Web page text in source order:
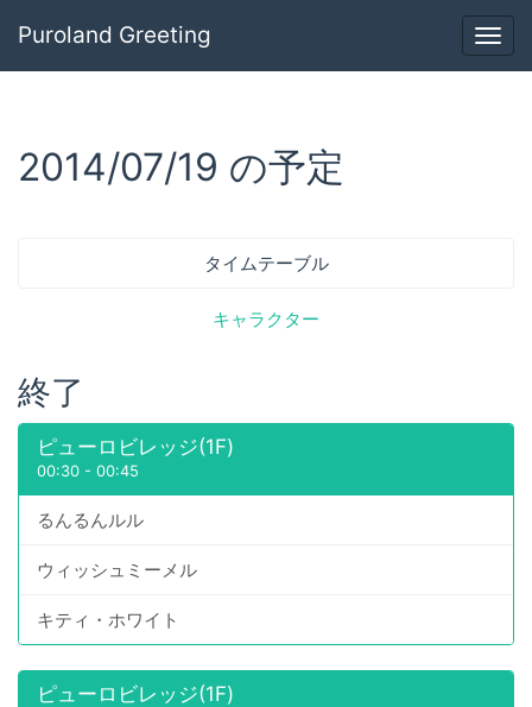
Puroland Greeting
2014/07/19 の予定
タイムテーブル
キャラクター
終了
ピューロビレッジ(1F)
00:30 - 00:45
るんるんルル
ウィッシュミーメル
キティ・ホワイト
ピューロビレッジ(1F)